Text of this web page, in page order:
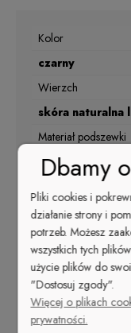
Kolor
czarny
Wierzch
skóra naturalna
Materiał podszewki
skóra naturalna
okrągły
Kolor
Czarny
Rodzaj obcasa
słupek
Dbamy
Pliki cookies i
działanie strony i
potrzeb. Możesz
wszystkich tych
użycie plików do
"Dostosuj zgody".
Więcej o plikach
prywatności.